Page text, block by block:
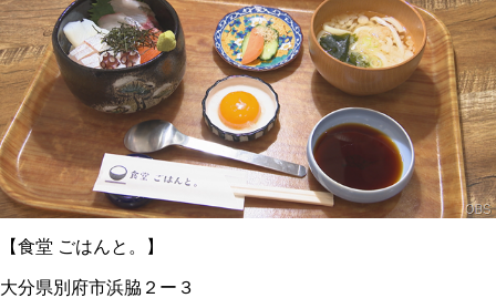
【食堂 ごはんと。】
大分県別府市浜脇２ー３